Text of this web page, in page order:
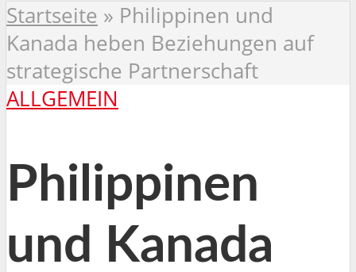
Startseite » Philippinen und
Kanada heben Beziehungen auf
strategische Partnerschaft
ALLGEMEIN
Philippinen
und Kanada